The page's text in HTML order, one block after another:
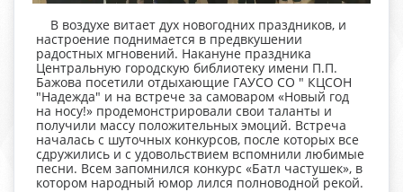
В воздухе витает дух новогодних праздников, и
настроение поднимается в предвкушении
радостных мгновений. Накануне праздника
Центральную городскую библиотеку имени П.П.
Бажова посетили отдыхающие ГАУСО СО " КЦСОН
"Надежда" и на встрече за самоваром «Новый год
на носу!» продемонстрировали свои таланты и
получили массу положительных эмоций. Встреча
началась с шуточных конкурсов, после которых все
сдружились и с удовольствием вспомнили любимые
песни. Всем запомнился конкурс «Батл частушек», в
котором народный юмор лился полноводной рекой.